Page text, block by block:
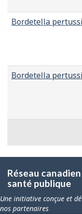
Bordetella
Bordetella
Réseau
santé publique
Une initiative conçue et
nos partenaires